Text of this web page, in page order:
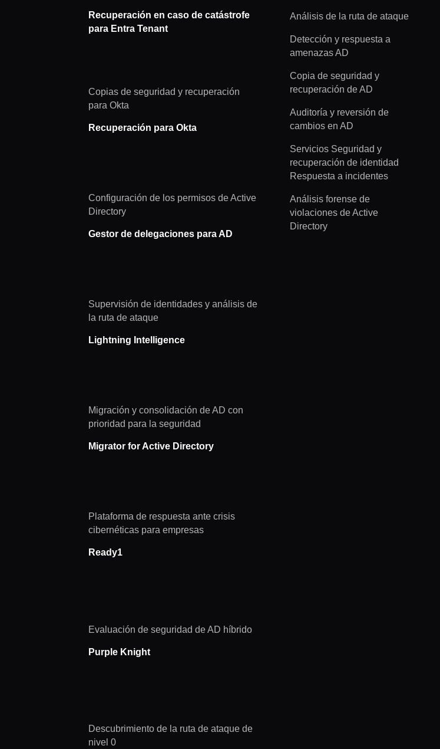
Recuperación en caso de catástrofe
para Entra Tenant
Copias de seguridad y recuperación
para Okta
Recuperación para Okta
Configuración de los permisos de Active
Directory
Gestor de delegaciones para AD
Supervisión de identidades y análisis de
la ruta de ataque
Lightning Intelligence
Migración y consolidación de AD con
prioridad para la seguridad
Migrator for Active Directory
Plataforma de respuesta ante crisis
cibernéticas para empresas
Ready1
Evaluación de seguridad de AD híbrido
Purple Knight
Descubrimiento de la ruta de ataque de
nivel 0
Análisis de la ruta de ataque
Detección y respuesta a
amenazas AD
Copia de seguridad y
recuperación de AD
Auditoría y reversión de
cambios en AD
Servicios Seguridad y
recuperación de identidad
Respuesta a incidentes
Análisis forense de
violaciones de Active
Directory